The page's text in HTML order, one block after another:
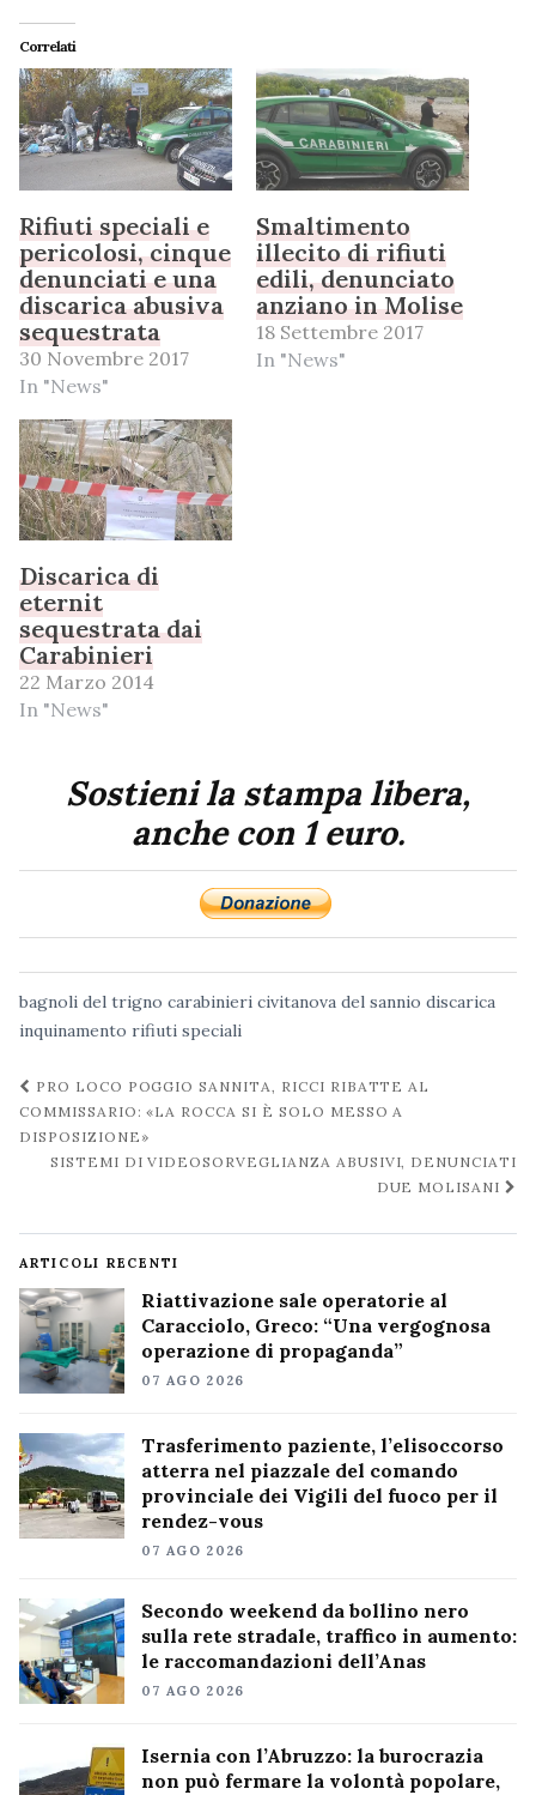
Correlati
Rifiuti speciali e
pericolosi, cinque
denunciati e una
discarica abusiva
sequestrata
30 Novembre 2017
In "News"
Smaltimento
illecito di rifiuti
edili, denunciato
anziano in Molise
18 Settembre 2017
In "News"
Discarica di
eternit
sequestrata dai
Carabinieri
22 Marzo 2014
In "News"
Sostieni la stampa libera,
anche con 1 euro.
bagnoli del trigno carabinieri civitanova del sannio discarica
inquinamento rifiuti speciali
Navigazione
post
PRO LOCO POGGIO SANNITA, RICCI RIBATTE AL
COMMISSARIO: «LA ROCCA SI È SOLO MESSO A
DISPOSIZIONE»
SISTEMI DI VIDEOSORVEGLIANZA ABUSIVI, DENUNCIATI
DUE MOLISANI
ARTICOLI RECENTI
Riattivazione sale operatorie al
Caracciolo, Greco: “Una vergognosa
operazione di propaganda”
07 AGO 2026
Trasferimento paziente, l’elisoccorso
atterra nel piazzale del comando
provinciale dei Vigili del fuoco per il
rendez-vous
07 AGO 2026
Secondo weekend da bollino nero
sulla rete stradale, traffico in aumento:
le raccomandazioni dell’Anas
07 AGO 2026
Isernia con l’Abruzzo: la burocrazia
non può fermare la volontà popolare,